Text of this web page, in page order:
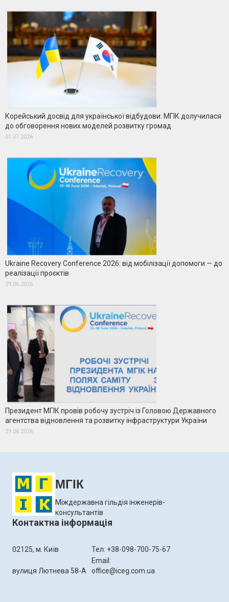
Корейський досвід для української відбудови: МГІК долучилася
до обговорення нових моделей розвитку громад
01.07.2026
Ukraine Recovery Conference 2026: від мобілізації допомоги — до
реалізації проєктів
29.06.2026
Президент МГІК провів робочу зустріч із Головою Державного
агентства відновлення та розвитку інфраструктури України
29.06.2026
МГІК
Міждержавна гільдія інженерів-
консультантів
Контактна інформація
02125, м. Київ
вулиця Лютнева 58-А
Тел: +38-098-700-75-67
Email:
office@iceg.com.ua